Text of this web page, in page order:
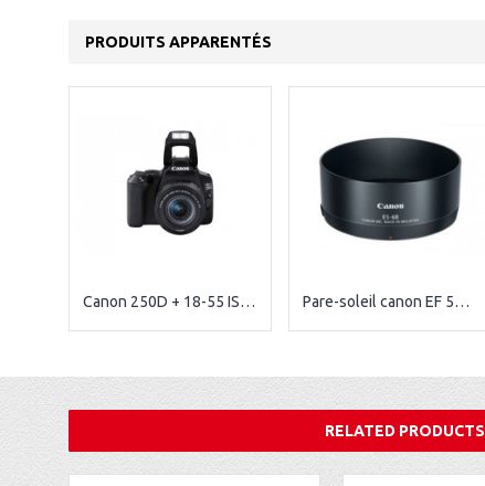
PRODUITS APPARENTÉS
Canon 250D + 18-55 IS STM Pare-soleil canon EF 50 mm f/1.8 STM - Canon ES-68
RELATED PRODUCTS